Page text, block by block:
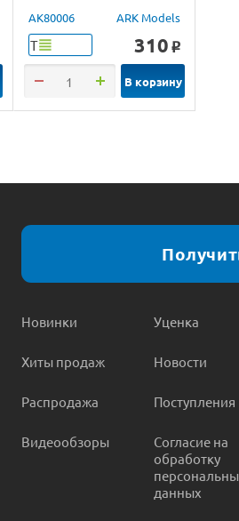
AK80006 ARK Models
Т 310 o
В корзину
Новинки
Хиты продаж
Распродажа
Видеообзоры
Уценка
Новости
Поступления
Согласие на
обработку
данных